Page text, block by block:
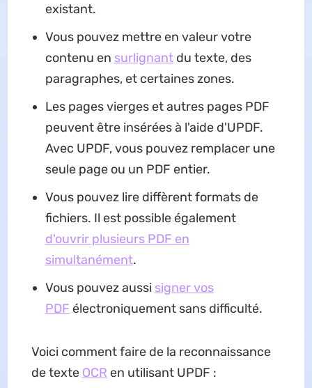
existant.
Vous pouvez mettre en valeur votre
contenu en surlignantdu texte, des
paragraphes, et certaines zones.
Les pages vierges et autres pages PDF
peuvent être insérées à l'aide d'UPDF.
Avec UPDF, vous pouvez remplacer une
seule page ou un PDF entier.
Vous pouvez lire diffèrent formats de
fichiers. Il est possible également
d'ouvrir plusieurs PDF en
simultanément.
Vous pouvez aussi signer vos
PDF électroniquement sans difficulté.
Voici comment faire de la reconnaissance
de texte OCR en utilisant UPDF :